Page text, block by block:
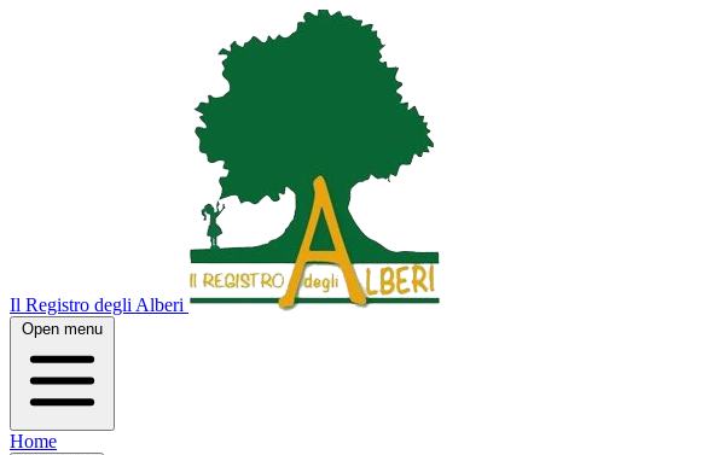
Il Registro degli Alberi
Open menu
Home